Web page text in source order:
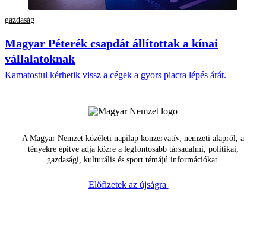
gazdaság
Magyar Péterék csapdát állítottak a kínai
vállalatoknak
Kamatostul kérhetik vissz a cégek a gyors piacra lépés árát.
A Magyar Nemzet közéleti napilap konzervatív, nemzeti alapról, a
tényekre építve adja közre a legfontosabb társadalmi, politikai,
gazdasági, kulturális és sport témájú információkat.
Előfizetek az újságra